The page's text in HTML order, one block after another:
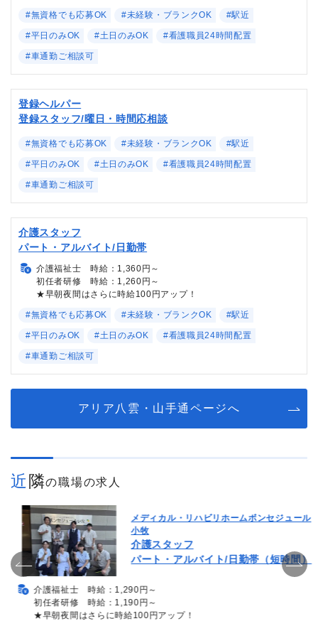
#無資格でも応募OK #未経験・ブランクOK #駅近
#平日のみOK #土日のみOK #看護職員24時間配置
#車通勤ご相談可
登録ヘルパー
登録スタッフ/曜日・時間応相談
#無資格でも応募OK #未経験・ブランクOK #駅近
#平日のみOK #土日のみOK #看護職員24時間配置
#車通勤ご相談可
介護スタッフ
パート・アルバイト/日勤帯
介護福祉士 時給：1,360円～
初任者研修 時給：1,260円～
★早朝夜間はさらに時給100円アップ！
#無資格でも応募OK #未経験・ブランクOK #駅近
#平日のみOK #土日のみOK #看護職員24時間配置
#車通勤ご相談可
アリア八雲・山手通ページへ
近隣の職場の求人
メディカル・リハビリホームボンセジュール
小牧
介護スタッフ
パート・アルバイト/日勤帯（短時間）
介護福祉士 時給：1,290円～
初任者研修 時給：1,190円～
★早朝夜間はさらに時給100円アップ！